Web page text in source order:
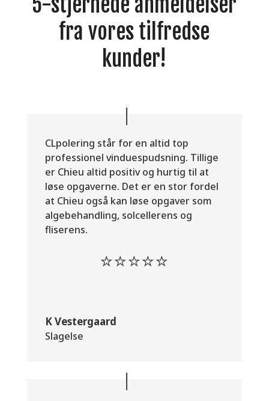
fra vores tilfredse
kunder!
CLpolering står for en altid top
professionel vinduespudsning. Tillige
er Chieu altid positiv og hurtig til at
løse opgaverne. Det er en stor fordel
at Chieu også kan løse opgaver som
algebehandling, solcellerens og
fliserens.
⭐⭐⭐⭐⭐
K Vestergaard
Slagelse